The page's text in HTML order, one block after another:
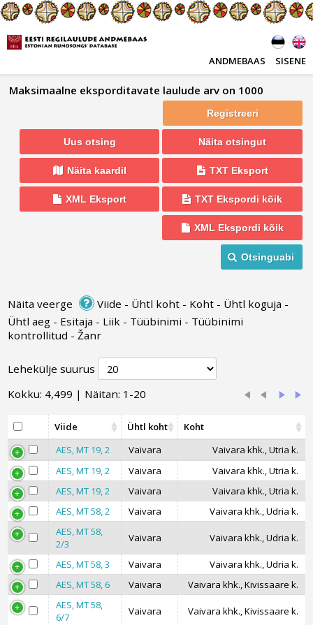
ANDMEBAAS SISENE
Maksimaalne eksporditavate laulude arv on 1000
Registreeri
Uus otsing Näita otsingut
Näita kaardil TXT Eksport
XML Eksport TXT Ekspordi kõik
XML Ekspordi kõik
Otsinguabi
Näita veerge Viide - Ühtl koht- Koht- Ühtl koguja -
Ühtl aeg- Esitaja - Liik- Tüübinimi - Tüübinimi
kontrollitud - Žanr
Lehekülje suurus
Kokku: 4,499 | Näitan: 1-20
Viide Ühtl koht
Koht
AES, MT 19, 2
Vaivara
Vaivara khk., Utria k.
AES, MT 19, 2
Vaivara
Vaivara khk., Utria k.
AES, MT 19, 2
Vaivara
Vaivara khk., Utria k.
AES, MT 58, 2
Vaivara
Vaivara khk., Udria k.
AES, MT 58,
2/3
Vaivara Vaivara khk., Udria k.
AES, MT 58, 3 Vaivara
Vaivara khk., Udria k.
AES, MT 58, 6
Vaivara
Vaivara khk., Kivissaare k.
AES, MT 58,
6/7
Vaivara Vaivara khk., Kivissaare k.